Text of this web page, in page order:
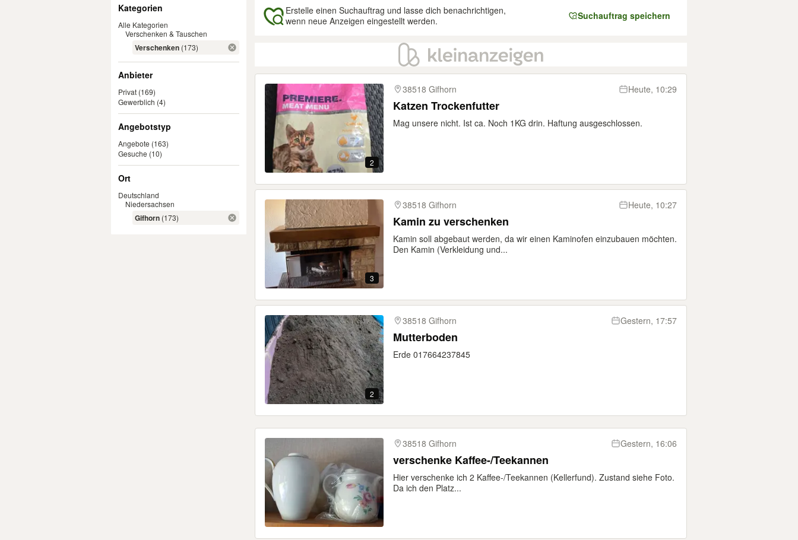
Kategorien
Alle Kategorien
Verschenken & Tauschen
Verschenken (173)
Anbieter
Privat (169)
Gewerblich (4)
Angebotstyp
Angebote (163)
Gesuche (10)
Ort
Deutschland
Niedersachsen
Gifhorn (173)
Erstelle einen Suchauftrag und lasse dich benachrichtigen,
wenn neue Anzeigen eingestellt werden.
Suchauftrag speichern
Ergebnisse
2
38518 Gifhorn Heute, 10:29
Katzen Trockenfutter
Mag unsere nicht. Ist ca. Noch 1KG drin. Haftung ausgeschlossen.
3
38518 Gifhorn Heute, 10:27
Kamin zu verschenken
Kamin soll abgebaut werden, da wir einen Kaminofen einzubauen möchten.
Den Kamin (Verkleidung und...
2
38518 Gifhorn Gestern, 17:57
Mutterboden
Erde 017664237845
38518 Gifhorn Gestern, 16:06
verschenke Kaffee-/Teekannen
Hier verschenke ich 2 Kaffee-/Teekannen (Kellerfund). Zustand siehe Foto.
Da ich den Platz...